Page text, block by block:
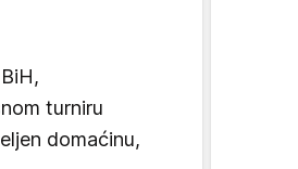
turniru
domaćinu,